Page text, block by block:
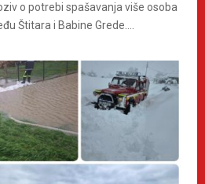
o potrebi spašavanja više osoba
Štitara i Babine Grede....